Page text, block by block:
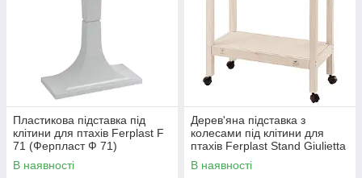
Пластикова підставка під
клітини для птахів Ferplast F
71 (Ферпласт Ф 71)
В наявності
Дерев'яна підставка з
колесами під клітини для
птахів Ferplast Stand Giulietta
(Ферпласт Стенд Джульєтта)
В наявності